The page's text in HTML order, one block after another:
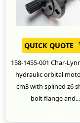
QUICK QUOTE
158-1455-001 Char-
hydraulic orbital
cm3 with splined z6
bolt flange and...